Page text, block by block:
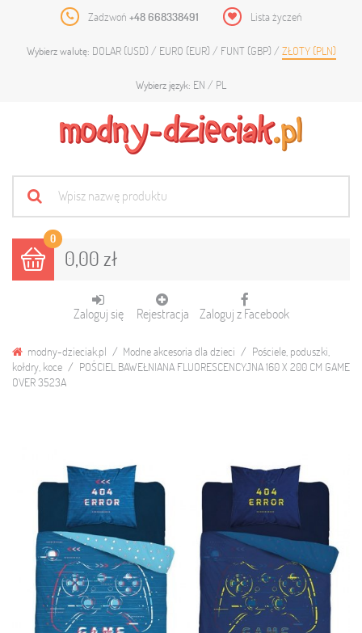
Zadzwoń +48 668338491 Lista życzeń
Wybierz walutę: DOLAR (USD) EURO (EUR) FUNT (GBP) ZŁOTY (PLN)
Wybierz język: EN PL
0
0,00 zł
Zaloguj się Rejestracja Zaloguj z Facebook
modny-dzieciak.pl Modne akcesoria dla dzieci
Pościele, poduszki,
kołdry, koce
POŚCIEL BAWEŁNIANA FLUORESCENCYJNA 160 X 200 CM GAME
OVER 3523A